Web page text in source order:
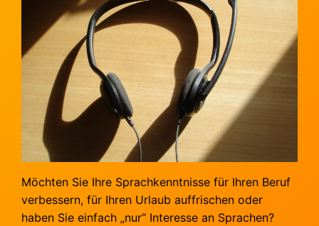
Möchten Sie Ihre Sprachkenntnisse für Ihren Beruf
verbessern, für Ihren Urlaub auffrischen oder
haben Sie einfach „nur“ Interesse an Sprachen?